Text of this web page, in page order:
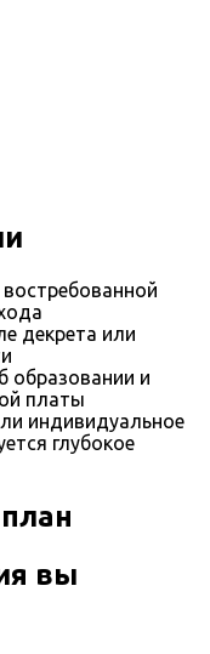
декрета или
образовании и
платы
индивидуальное
глубокое
вы